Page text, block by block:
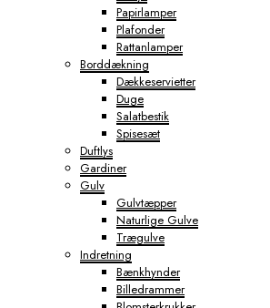
Papirlamper
Plafonder
Rattanlamper
Borddækning
Dækkeservietter
Duge
Salatbestik
Spisesæt
Duftlys
Gardiner
Gulv
Gulvtæpper
Naturlige Gulve
Trægulve
Indretning
Bænkhynder
Billedrammer